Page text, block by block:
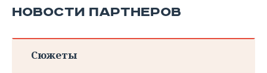
НОВОСТИ ПАРТНЕРОВ
Сюжеты